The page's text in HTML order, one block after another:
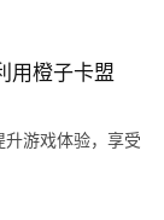
用橙子卡盟
游戏体验，享受